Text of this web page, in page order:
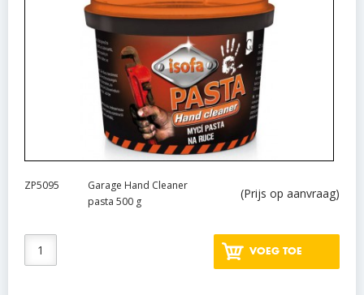
ZP5095
Garage Hand Cleaner
pasta 500 g
(Prijs op aanvraag)
VOEG TOE